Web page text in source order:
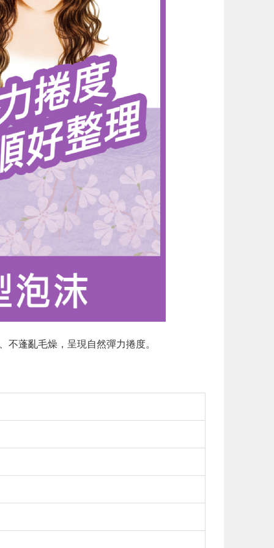
蓬亂毛燥，呈現自然彈力捲度。